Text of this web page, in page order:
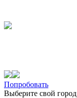
Попробовать
Выберите свой город